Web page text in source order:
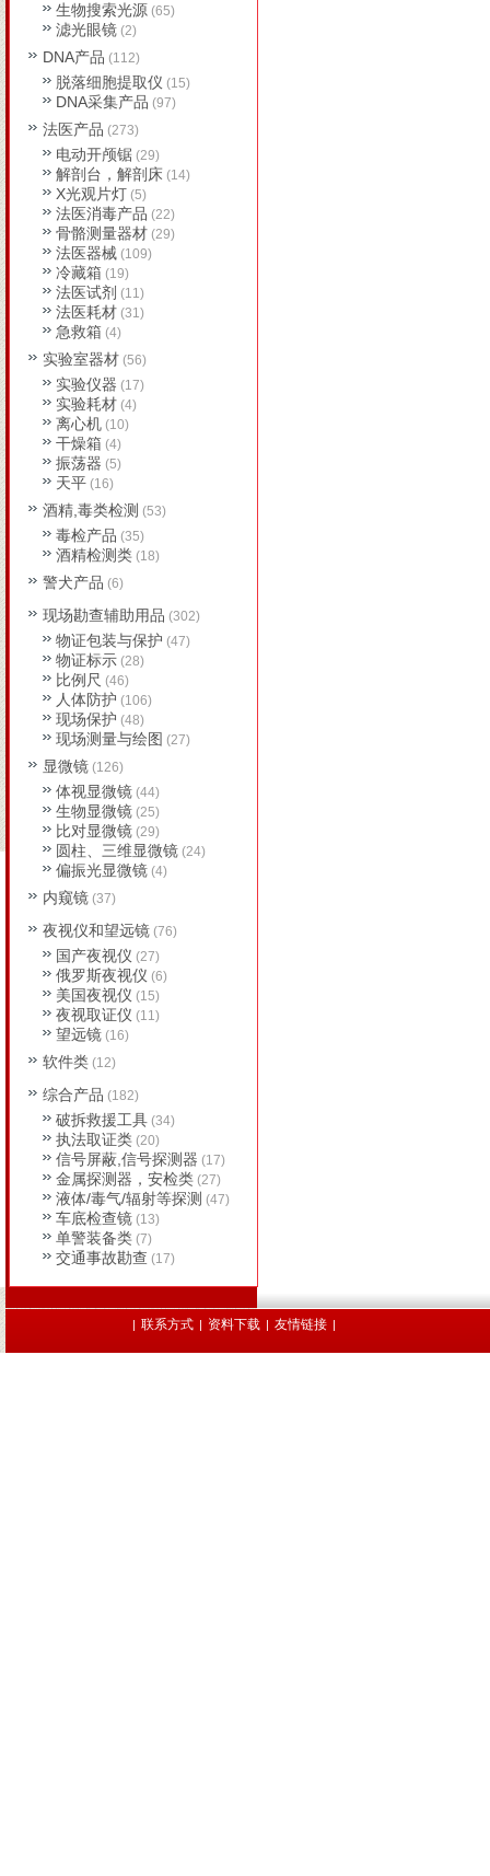
生物搜索光源 (65)
滤光眼镜 (2)
DNA产品 (112)
脱落细胞提取仪 (15)
DNA采集产品 (97)
法医产品 (273)
电动开颅锯 (29)
解剖台，解剖床 (14)
X光观片灯 (5)
法医消毒产品 (22)
骨骼测量器材 (29)
法医器械 (109)
冷藏箱 (19)
法医试剂 (11)
法医耗材 (31)
急救箱 (4)
实验室器材 (56)
实验仪器 (17)
实验耗材 (4)
离心机 (10)
干燥箱 (4)
振荡器 (5)
天平 (16)
酒精,毒类检测 (53)
毒检产品 (35)
酒精检测类 (18)
警犬产品 (6)
现场勘查辅助用品 (302)
物证包装与保护 (47)
物证标示 (28)
比例尺 (46)
人体防护 (106)
现场保护 (48)
现场测量与绘图 (27)
显微镜 (126)
体视显微镜 (44)
生物显微镜 (25)
比对显微镜 (29)
圆柱、三维显微镜 (24)
偏振光显微镜 (4)
内窥镜 (37)
夜视仪和望远镜 (76)
国产夜视仪 (27)
俄罗斯夜视仪 (6)
美国夜视仪 (15)
夜视取证仪 (11)
望远镜 (16)
软件类 (12)
综合产品 (182)
破拆救援工具 (34)
执法取证类 (20)
信号屏蔽,信号探测器 (17)
金属探测器，安检类 (27)
液体/毒气/辐射等探测 (47)
车底检查镜 (13)
单警装备类 (7)
交通事故勘查 (17)
| 联系方式 | 资料下载 | 友情链接 |